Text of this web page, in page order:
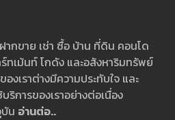
กขาย เช่า ซื้อ บ้าน ที่ดิน คอนโด
เม้นท์ โกดัง และอสังหาริมทรัพย์
งเราต่างมีความประทับใจ และ
ริการของเราอย่างต่อเนื่อง
น อ่านต่อ..